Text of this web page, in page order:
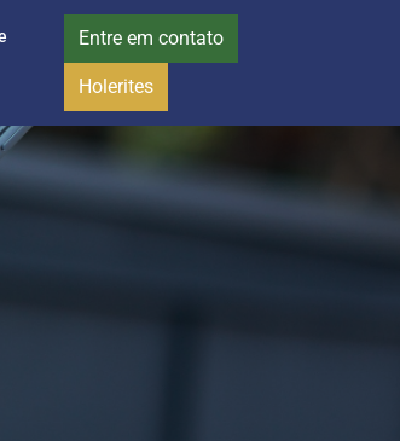
Entre em contato
Holerites